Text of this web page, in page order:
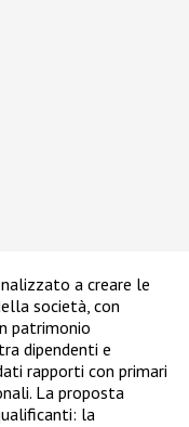
a creare le
società, con
patrimonio
dipendenti e
rapporti con primari
La proposta
la